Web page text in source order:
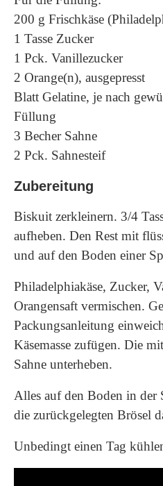
200 g Frischkäse
1 Tasse Zucker
1 Pck. Vanillezucker
2 Orange(n), ausgepresst
Blatt Gelatine, je nach
Füllung
3 Becher Sahne
2 Pck. Sahnesteif
Zubereitung
Biskuit zerkleinern. 3/4
aufheben. Den Rest mit
und auf den Boden einer
Philadelphiakäse, Zucker,
Orangensaft vermischen.
Packungsanleitung
Käsemasse zufügen. Die
Sahne unterheben.
Alles auf den Boden in der
die zurückgelegten Brösel
Unbedingt einen Tag